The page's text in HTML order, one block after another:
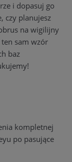
i dopasuj go
czy planujesz
na wigilijny
ten sam wzór
baz
kompletnej
po pasujące